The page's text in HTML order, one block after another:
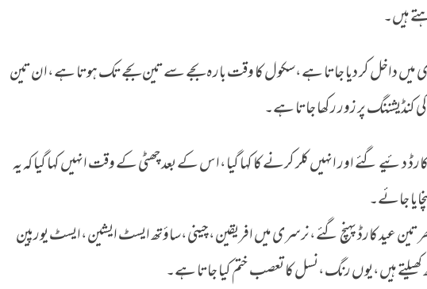
ہیں۔
میں داخل کر دیا جاتا ہے،سکول کا وقت بارہ بجے سے تین بجے تک ہوتا ہے،ان تین
کنڈیشننگ پر زور رکھا جاتا ہے۔
دئیے گئے اور انہیں کلر کرنے کا کہا گیا،اس کے بعد چھٹی کے وقت انہیں کہا گیا کہ یہ
جائے۔
عید کارڈ پہنچ گئے،نرسری میں افریقین،چینی،ساؤتھ ایسٹ ایشین،ایسٹ یورپین
کھیلتے ہیں،یوں رنگ،نسل کا تعصب ختم کیا جاتا ہے۔